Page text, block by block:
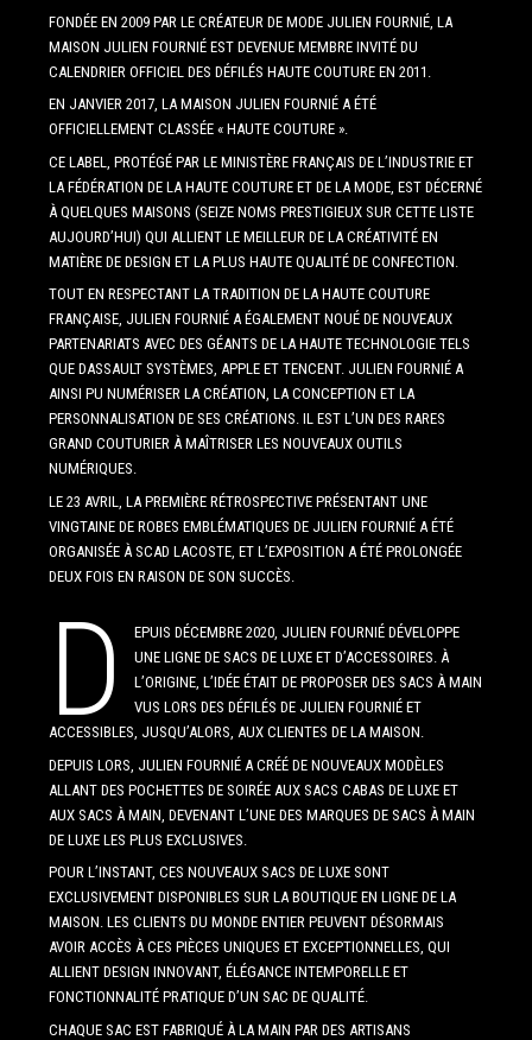
FONDÉE EN 2009 PAR LE CRÉATEUR DE MODE JULIEN FOURNIÉ, LA
MAISON JULIEN FOURNIÉ EST DEVENUE MEMBRE INVITÉ DU
CALENDRIER OFFICIEL DES DÉFILÉS HAUTE COUTURE EN 2011.
EN JANVIER 2017, LA MAISON JULIEN FOURNIÉ A ÉTÉ
OFFICIELLEMENT CLASSÉE « HAUTE COUTURE ».
CE LABEL, PROTÉGÉ PAR LE MINISTÈRE FRANÇAIS DE L’INDUSTRIE ET
LA FÉDÉRATION DE LA HAUTE COUTURE ET DE LA MODE, EST DÉCERNÉ
À QUELQUES MAISONS (SEIZE NOMS PRESTIGIEUX SUR CETTE LISTE
AUJOURD’HUI) QUI ALLIENT LE MEILLEUR DE LA CRÉATIVITÉ EN
MATIÈRE DE DESIGN ET LA PLUS HAUTE QUALITÉ DE CONFECTION.
TOUT EN RESPECTANT LA TRADITION DE LA HAUTE COUTURE
FRANÇAISE, JULIEN FOURNIÉ A ÉGALEMENT NOUÉ DE NOUVEAUX
PARTENARIATS AVEC DES GÉANTS DE LA HAUTE TECHNOLOGIE TELS
QUE DASSAULT SYSTÈMES, APPLE ET TENCENT. JULIEN FOURNIÉ A
AINSI PU NUMÉRISER LA CRÉATION, LA CONCEPTION ET LA
PERSONNALISATION DE SES CRÉATIONS. IL EST L’UN DES RARES
GRAND COUTURIER À MAÎTRISER LES NOUVEAUX OUTILS
NUMÉRIQUES.
LE 23 AVRIL, LA PREMIÈRE RÉTROSPECTIVE PRÉSENTANT UNE
VINGTAINE DE ROBES EMBLÉMATIQUES DE JULIEN FOURNIÉ A ÉTÉ
ORGANISÉE À SCAD LACOSTE, ET L’EXPOSITION A ÉTÉ PROLONGÉE
DEUX FOIS EN RAISON DE SON SUCCÈS.
D
EPUIS DÉCEMBRE 2020, JULIEN FOURNIÉ DÉVELOPPE
UNE LIGNE DE SACS DE LUXE ET D’ACCESSOIRES. À
L’ORIGINE, L’IDÉE ÉTAIT DE PROPOSER DES SACS À MAIN
VUS LORS DES DÉFILÉS DE JULIEN FOURNIÉ ET
ACCESSIBLES, JUSQU’ALORS, AUX CLIENTES DE LA MAISON.
DEPUIS LORS, JULIEN FOURNIÉ A CRÉÉ DE NOUVEAUX MODÈLES
ALLANT DES POCHETTES DE SOIRÉE AUX SACS CABAS DE LUXE ET
AUX SACS À MAIN, DEVENANT L’UNE DES MARQUES DE SACS À MAIN
DE LUXE LES PLUS EXCLUSIVES.
POUR L’INSTANT, CES NOUVEAUX SACS DE LUXE SONT
EXCLUSIVEMENT DISPONIBLES SUR LA BOUTIQUE EN LIGNE DE LA
MAISON. LES CLIENTS DU MONDE ENTIER PEUVENT DÉSORMAIS
AVOIR ACCÈS À CES PIÈCES UNIQUES ET EXCEPTIONNELLES, QUI
ALLIENT DESIGN INNOVANT, ÉLÉGANCE INTEMPORELLE ET
FONCTIONNALITÉ PRATIQUE D’UN SAC DE QUALITÉ.
CHAQUE SAC EST FABRIQUÉ À LA MAIN PAR DES ARTISANS